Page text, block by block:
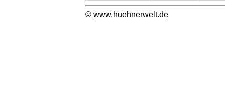
© www.huehnerwelt.de